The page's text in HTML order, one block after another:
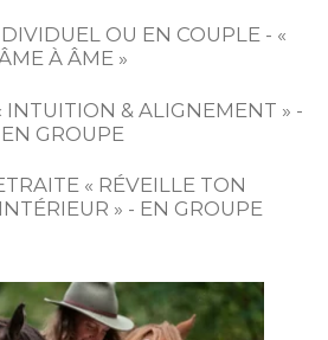
OU EN COUPLE - «
À ÂME »
INTUITION & ALIGNEMENT » -
EN GROUPE
« RÉVEILLE TON
» - EN GROUPE